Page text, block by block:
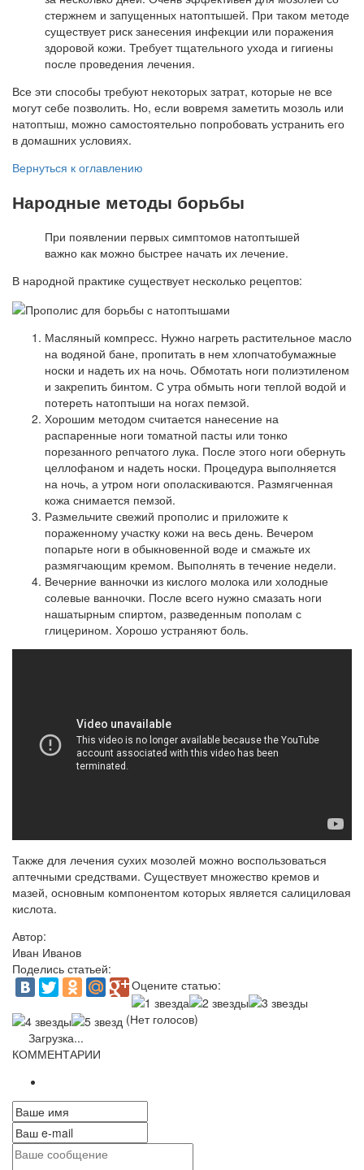
стержнем и запущенных натоптышей. При таком методе
существует риск занесения инфекции или поражения
здоровой кожи. Требует тщательного ухода и гигиены
после проведения лечения.
Все эти способы требуют некоторых затрат, которые не все
могут себе позволить. Но, если вовремя заметить мозоль или
натоптыш, можно самостоятельно попробовать устранить его
в домашних условиях.
Вернуться к оглавлению
Народные методы борьбы
При появлении первых симптомов натоптышей
важно как можно быстрее начать их лечение.
В народной практике существует несколько рецептов:
Масляный компресс. Нужно нагреть растительное масло
на водяной бане, пропитать в нем хлопчатобумажные
носки и надеть их на ночь. Обмотать ноги полиэтиленом
и закрепить бинтом. С утра обмыть ноги теплой водой и
потереть натоптыши на ногах пемзой.
Хорошим методом считается нанесение на
распаренные ноги томатной пасты или тонко
порезанного репчатого лука. После этого ноги обернуть
целлофаном и надеть носки. Процедура выполняется
на ночь, а утром ноги ополаскиваются. Размягченная
кожа снимается пемзой.
Размельчите свежий прополис и приложите к
пораженному участку кожи на весь день. Вечером
попарьте ноги в обыкновенной воде и смажьте их
размягчающим кремом. Выполнять в течение недели.
Вечерние ванночки из кислого молока или холодные
солевые ванночки. После всего нужно смазать ноги
нашатырным спиртом, разведенным пополам с
глицерином. Хорошо устраняют боль.
Также для лечения сухих мозолей можно воспользоваться
аптечными средствами. Существует множество кремов и
мазей, основным компонентом которых является салициловая
кислота.
Автор:
Иван Иванов
Поделись статьей:
Оцените статью:
(Нет голосов)
Загрузка...
КОММЕНТАРИИ